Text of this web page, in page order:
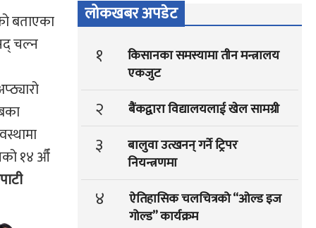
बताएका
चल्न
१४ औँ
लोकखबर अपडेट
१
किसानका समस्यामा तीन मन्त्रालय
एकजुट
२ बैंकद्वारा विद्यालयलाई खेल सामग्री
३
बालुवा उत्खनन् गर्ने ट्रिपर
नियन्त्रणमा
४
ऐतिहासिक चलचित्रको “ओल्ड इज
गोल्ड” कार्यक्रम